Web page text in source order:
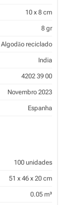
10 x 8 cm
8 gr
Algodăo reciclado
India
4202 39 00
Novembro 2023
Espanha
100 unidades
51 x 46 x 20 cm
0.05 m³